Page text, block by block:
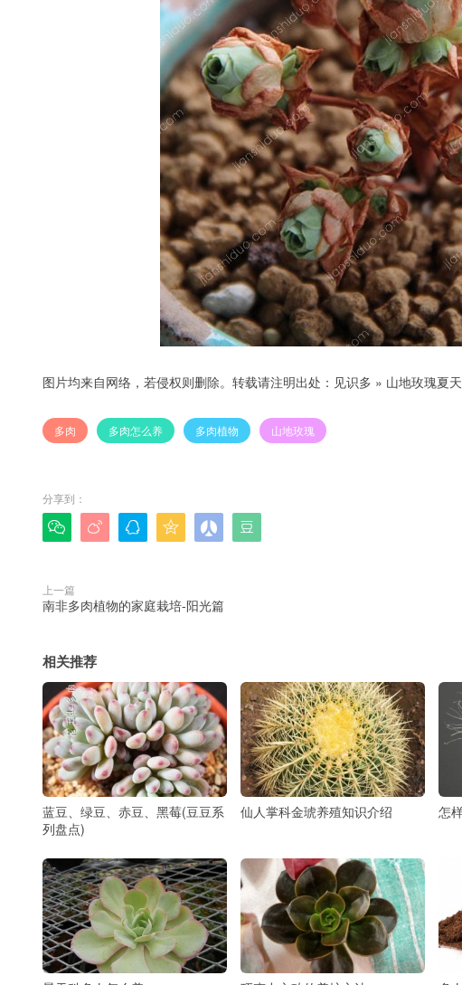
图片均来自网络，若侵权则删除。转载请注明出处： 见识多 » 山地玫瑰夏
多肉 多肉怎么养 多肉植物 山地玫瑰
分享到：
     
上一篇
南非多肉植物的家庭栽培-阳光篇
相关推荐
蓝豆、绿豆、赤豆、黑莓(豆豆系
列盘点)
仙人掌科金琥养殖知识介绍 怎